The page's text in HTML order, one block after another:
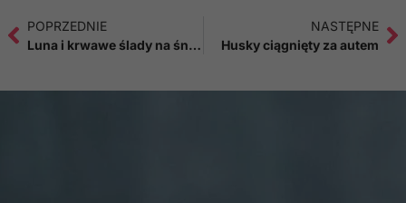
POPRZEDNIE
Luna i krwawe ślady na śniegu
NASTĘPNE
Husky ciągnięty za autem
Doświadczenie
Aby nasza strona